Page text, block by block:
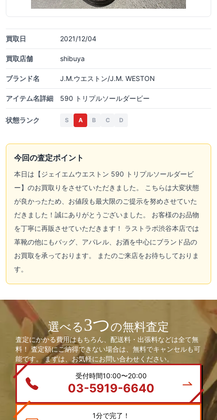
買取日 2021/12/04
買取店舗 shibuya
ブランド名 J.M.ウエストン/J.M. WESTON
アイテム名詳細 590 トリプルソールダービー
状態ランク S A B C D
今回の査定ポイント
本日は【ジェイエムウエストン 590 トリプルソールダービ
ー】のお買取りをさせていただきました。 こちらは大変状態
が良かったため、お値段も最大限のご提示を努めさせていた
だきました！誠にありがとうございました。 お客様のお品物
を丁寧に再販させていただきます！ ラストラボ渋谷本店では
革靴の他にもバッグ、アパレル、お酒を中心にブランド品の
お買取を承っております。 またのご来店をお待ちしておりま
す。
選べる3つの無料査定
査定にかかる費用はもちろん、配送料・出張料などは全て無
料！ 査定額にご納得できない場合は、無料でキャンセルも可
能です。 まずは、お気軽にお問い合わせください。
受付時間10:00〜20:00
03-5919-6640
1分で完了！